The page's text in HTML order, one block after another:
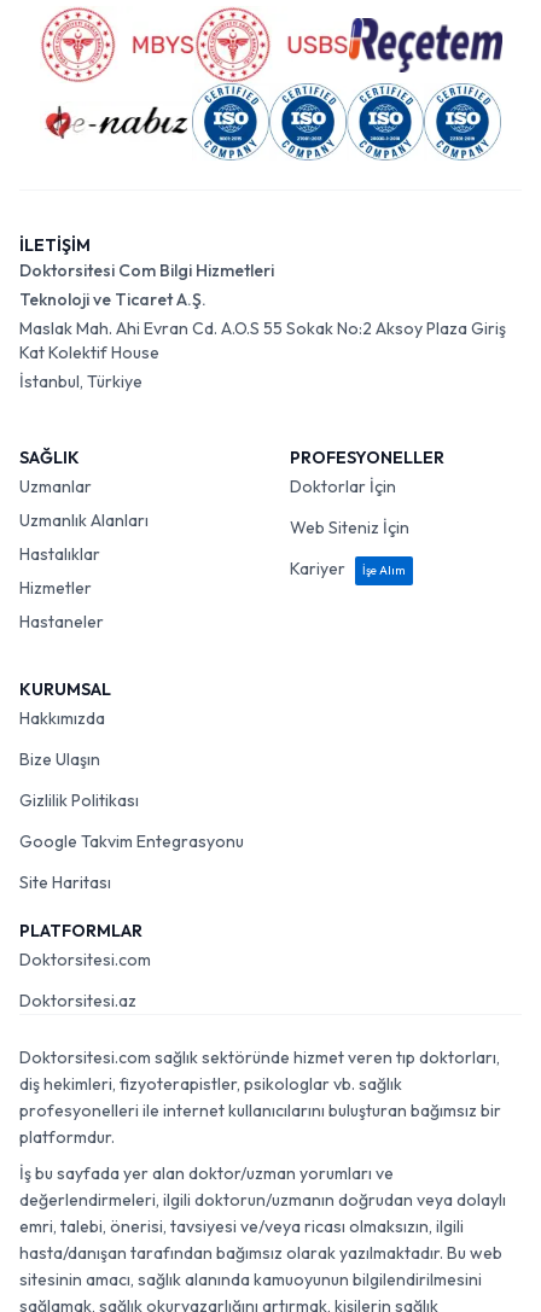
İLETİŞİM
Doktorsitesi Com Bilgi Hizmetleri
Teknoloji ve Ticaret A.Ş.
Maslak Mah. Ahi Evran Cd. A.O.S 55 Sokak No:2 Aksoy Plaza Giriş
Kat Kolektif House
İstanbul, Türkiye
SAĞLIK
Uzmanlar
Uzmanlık Alanları
Hastalıklar
Hizmetler
Hastaneler
PROFESYONELLER
Doktorlar İçin
Web Siteniz İçin
Kariyer
İşe Alım
KURUMSAL
Hakkımızda
Bize Ulaşın
Gizlilik Politikası
Google Takvim Entegrasyonu
Site Haritası
PLATFORMLAR
Doktorsitesi.com
Doktorsitesi.az
Doktorsitesi.com sağlık sektöründe hizmet veren tıp doktorları,
diş hekimleri, fizyoterapistler, psikologlar vb. sağlık
profesyonelleri ile internet kullanıcılarını buluşturan bağımsız bir
platformdur.
İş bu sayfada yer alan doktor/uzman yorumları ve
değerlendirmeleri, ilgili doktorun/uzmanın doğrudan veya dolaylı
emri, talebi, önerisi, tavsiyesi ve/veya ricası olmaksızın, ilgili
hasta/danışan tarafından bağımsız olarak yazılmaktadır. Bu web
sitesinin amacı, sağlık alanında kamuoyunun bilgilendirilmesini
sağlamak, sağlık okuryazarlığını artırmak, kişilerin sağlık